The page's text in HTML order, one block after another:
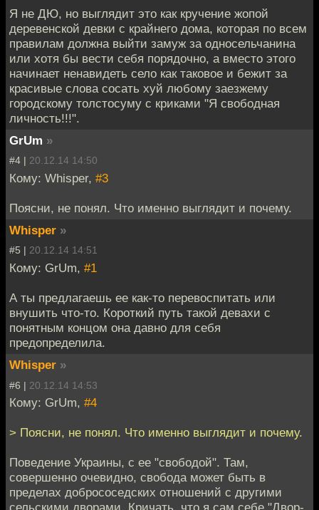
Я не ДЮ, но выглядит это как кручение жопой
деревенской девки с крайнего дома, которая по всем
правилам должна выйти замуж за односельчанина
или хотя бы вести себя порядочно, а вместо этого
начинает ненавидеть село как таковое и бежит за
красивые слова сосать хуй любому заезжему
городскому толстосуму с криками "Я свободная
личность!!!".
GrUm »
#4 | 20.12.14 14:50
Кому: Whisper, #3
Поясни, не понял. Что именно выглядит и почему.
Whisper »
#5 | 20.12.14 14:51
Кому: GrUm, #1
А ты предлагаешь ее как-то перевоспитать или
внушить что-то. Короткий путь такой девахи с
понятным концом она давно для себя
предопределила.
Whisper »
#6 | 20.12.14 14:53
Кому: GrUm, #4
> Поясни, не понял. Что именно выглядит и почему.
Поведение Украины, с ее "свободой". Там,
совершенно очевидно, свобода может быть в
пределах добрососедских отношений с другими